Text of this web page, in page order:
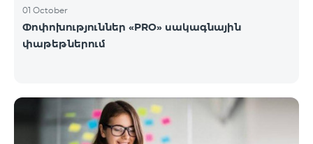
01 October
Փոփոխություններ «PRO» սակագնային
փաթեթներում